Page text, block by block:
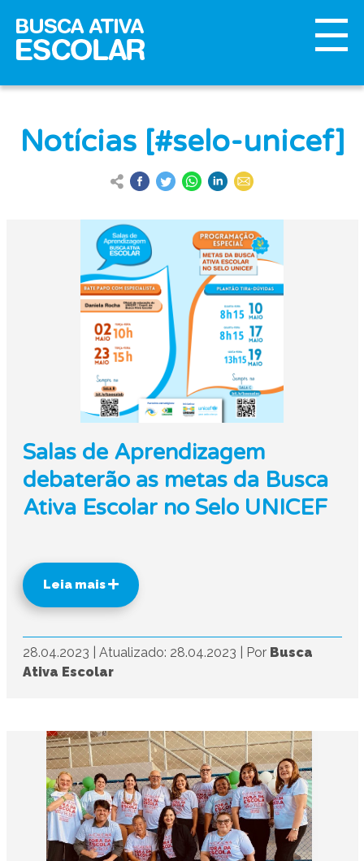
Notícias [#selo-unicef]
Salas de Aprendizagem
debaterão as metas da Busca
Ativa Escolar no Selo UNICEF
Leia mais
28.04.2023 Atualizado: 28.04.2023 Por Busca
Ativa Escolar